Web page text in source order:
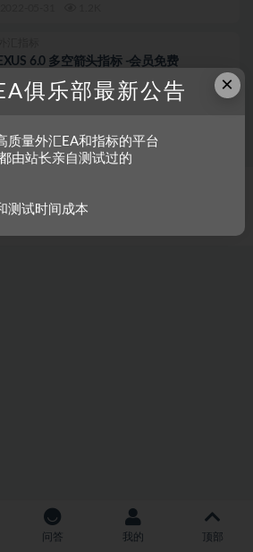
6.0 多空箭头指标 -会员免费
05-10 801
乐部
号
|
问答 我的 顶部
×
俱乐部最新公告
质量外汇EA和指标的平台
由站长亲自测试过的
测试时间成本